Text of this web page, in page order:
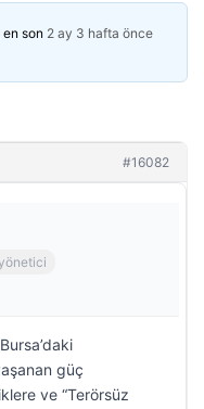
son 2 ay 3 hafta önce
#16082
güç
ve “Terörsüz